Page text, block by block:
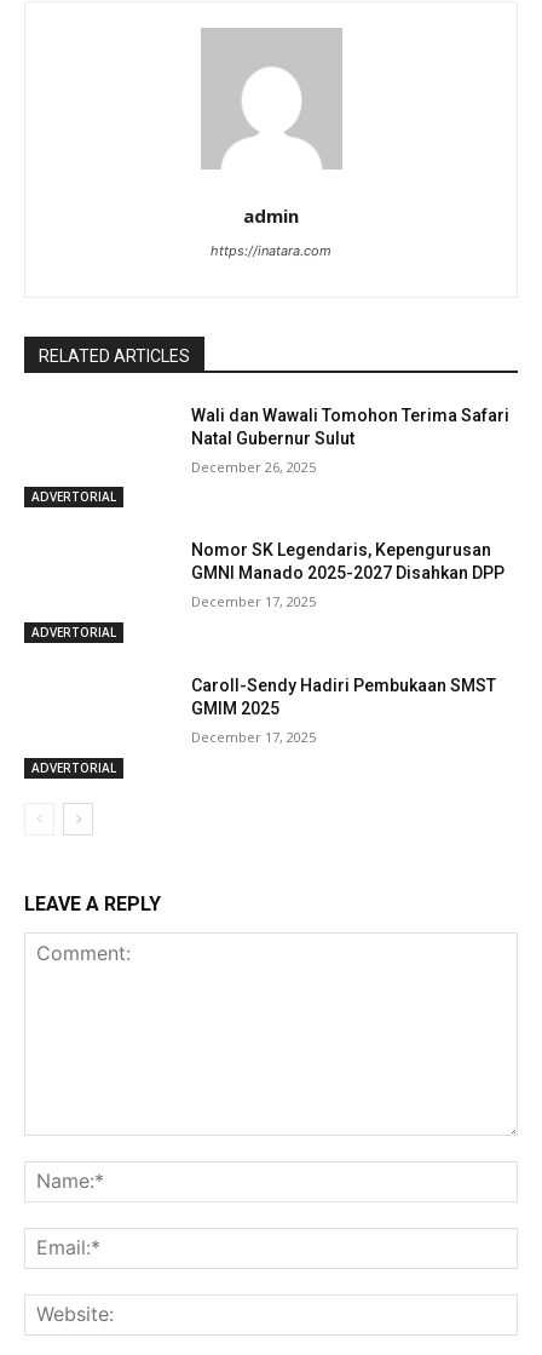
admin
https://inatara.com
RELATED ARTICLES
ADVERTORIAL
Wali dan Wawali Tomohon Terima Safari
Natal Gubernur Sulut
December 26, 2025
ADVERTORIAL
Nomor SK Legendaris, Kepengurusan
GMNI Manado 2025-2027 Disahkan DPP
December 17, 2025
ADVERTORIAL
Caroll-Sendy Hadiri Pembukaan SMST
GMIM 2025
December 17, 2025
LEAVE A REPLY